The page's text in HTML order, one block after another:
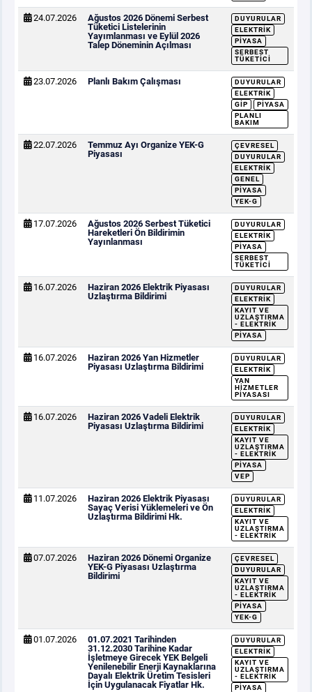
24.07.2026
Ağustos 2026 Dönemi Serbest
Tüketici Listelerinin
Yayımlanması ve Eylül 2026
Talep Döneminin Açılması
DUYURULAR
ELEKTRIK
PIYASA
SERBEST
TÜKETICI
23.07.2026 Planlı Bakım Çalışması
DUYURULAR
ELEKTRIK
GİP
PIYASA
PLANLI
BAKIM
22.07.2026
Temmuz Ayı Organize YEK-G
Piyasası
ÇEVRESEL
DUYURULAR
ELEKTRIK
GENEL
PIYASA
YEK-G
17.07.2026
Ağustos 2026 Serbest Tüketici
Hareketleri Ön Bildirimin
Yayınlanması
DUYURULAR
ELEKTRIK
PIYASA
SERBEST
TÜKETICI
16.07.2026
Haziran 2026 Elektrik Piyasası
Uzlaştırma Bildirimi
DUYURULAR
ELEKTRIK
KAYIT VE
UZLAŞTIRMA
- ELEKTRIK
PIYASA
16.07.2026
Haziran 2026 Yan Hizmetler
Piyasası Uzlaştırma Bildirimi
DUYURULAR
ELEKTRIK
YAN
HIZMETLER
PIYASASI
16.07.2026
Haziran 2026 Vadeli Elektrik
Piyasası Uzlaştırma Bildirimi
DUYURULAR
ELEKTRIK
KAYIT VE
UZLAŞTIRMA
- ELEKTRIK
PIYASA
VEP
11.07.2026
Haziran 2026 Elektrik Piyasası
Sayaç Verisi Yüklemeleri ve Ön
Uzlaştırma Bildirimi Hk.
DUYURULAR
ELEKTRIK
KAYIT VE
UZLAŞTIRMA
- ELEKTRIK
07.07.2026
Haziran 2026 Dönemi Organize
YEK-G Piyasası Uzlaştırma
Bildirimi
ÇEVRESEL
DUYURULAR
KAYIT VE
UZLAŞTIRMA
- ELEKTRIK
PIYASA
YEK-G
01.07.2026
01.07.2021 Tarihinden
31.12.2030 Tarihine Kadar
İşletmeye Girecek YEK Belgeli
Yenilenebilir Enerji Kaynaklarına
Dayalı Elektrik Üretim Tesisleri
İçin Uygulanacak Fiyatlar Hk.
DUYURULAR
ELEKTRIK
KAYIT VE
UZLAŞTIRMA
- ELEKTRIK
PIYASA